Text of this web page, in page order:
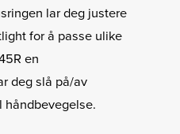
lar deg justere
for å passe ulike
en
deg slå på/av
håndbevegelse.